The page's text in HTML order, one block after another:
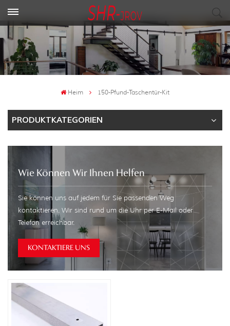
Heim 150-Pfund-Taschentür-Kit
PRODUKTKATEGORIEN
Wie Können Wir Ihnen Helfen
Sie können uns auf jedem für Sie passenden Weg
kontaktieren. Wir sind rund um die Uhr per E-Mail oder
Telefon erreichbar.
KONTAKTIERE UNS